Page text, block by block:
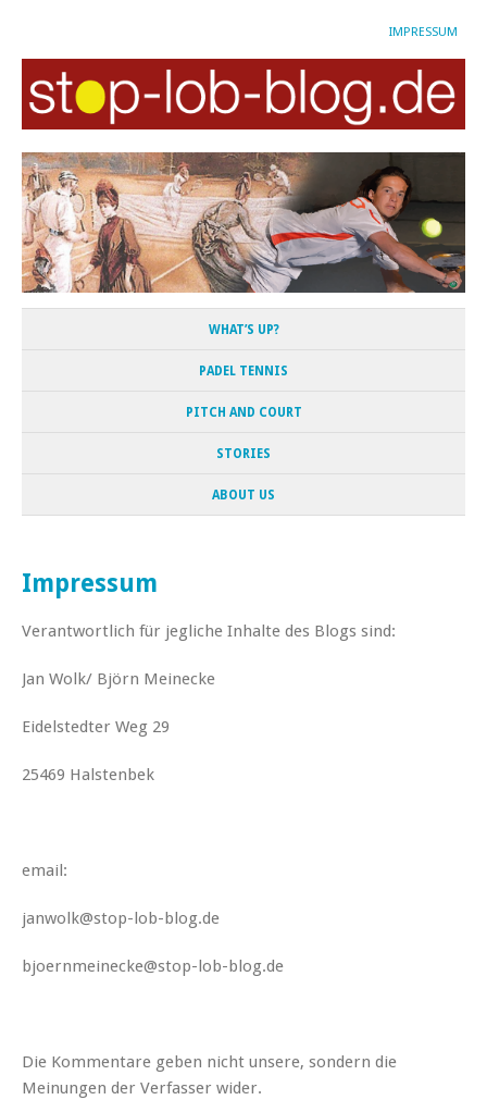
IMPRESSUM
WHAT’S UP?
PADEL TENNIS
PITCH AND COURT
STORIES
ABOUT US
Impressum
Verantwortlich für jegliche Inhalte des Blogs sind:
Jan Wolk/ Björn Meinecke
Eidelstedter Weg 29
25469 Halstenbek
email:
janwolk@stop-lob-blog.de
bjoernmeinecke@stop-lob-blog.de
Die Kommentare geben nicht unsere, sondern die
Meinungen der Verfasser wider.